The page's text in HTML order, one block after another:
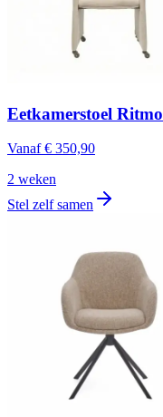
Eetkamerstoel Ritmo
Vanaf € 350,90
2 weken
Stel zelf samen